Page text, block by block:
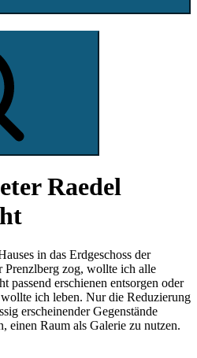
Raedel
in das Erdgeschoss der
Prenzlberg zog, wollte ich alle
passend erschienen entsorgen oder
ich leben. Nur die Reduzierung
erscheinender Gegenstände
Raum als Galerie zu nutzen.